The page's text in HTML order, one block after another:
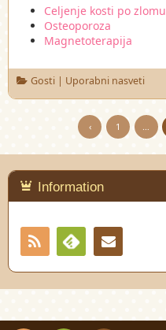
Celjenje kosti po zlomu
Osteoporoza
Magnetoterapija
Gosti| Uporabni nasveti
‹ 1
Information
RSS
Feedly